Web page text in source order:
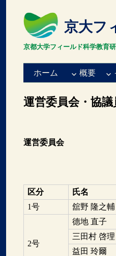
京大フ
京都大学フィールド科学教育
ホーム 概要
運営委員会・協議
運営委員会
区分 氏名
1号
舘野 隆之輔
2号
德地 直子
三田村 啓理
益田 玲爾